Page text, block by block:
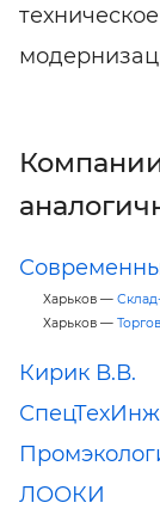
Харьков —
Харьков —
Кирик В.В.
ЛООКИ